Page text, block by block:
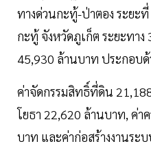
ทางด่วนกะทู้-ป่าตอง ระยะที่
กะทู้ จังหวัดภูเก็ต ระยะทาง
45,930 ล้านบาท ประกอบด้
ค่าจัดกรรมสิทธิ์ที่ดิน
โยธา 22,620 ล้านบาท, ค่า
บาท และค่าก่อสร้างงานระ